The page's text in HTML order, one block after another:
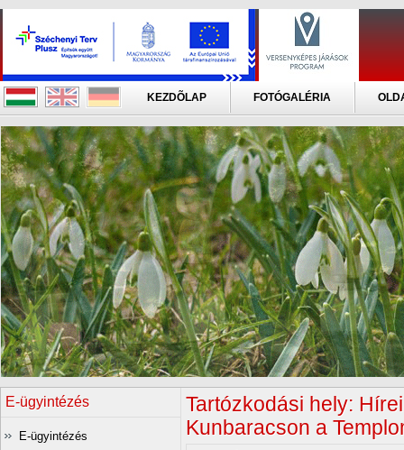
KEZDÕLAP FOTÓGALÉRIA
E-ügyintézés
E-ügyintézés
Tartózkodási hely:
Kunbaracson a